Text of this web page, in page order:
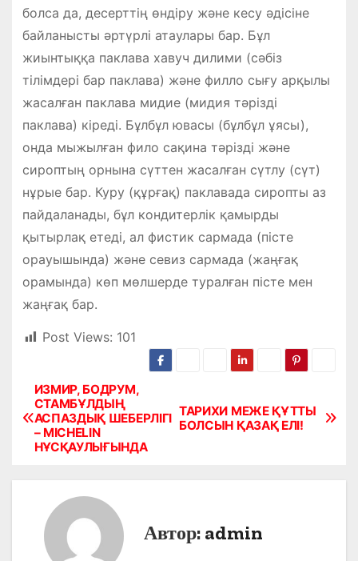
болса да, десерттің өндіру және кесу әдісіне
байланысты әртүрлі атаулары бар. Бұл
жиынтыққа паклава хавуч дилими (сәбіз
тілімдері бар паклава) және филло сығу арқылы
жасалған паклава мидие (мидия тәрізді
паклава) кіреді. Бұлбұл ювасы (бұлбұл ұясы),
онда мыжылған фило сақина тәрізді және
сироптың орнына сүттен жасалған сүтлу (сүт)
нұрые бар. Куру (құрғақ) паклавада сиропты аз
пайдаланады, бұл кондитерлік қамырды
қытырлақ етеді, ал фистик сармада (пісте
орауышында) және севиз сармада (жаңғақ
орамында) көп мөлшерде туралған пісте мен
жаңғақ бар.
Post Views: 101
Н
а
ТАРИХИ МЕЖЕ ҚҰТТЫ
БОЛСЫН ҚАЗАҚ ЕЛІ!
ИЗМИР, БОДРУМ,
СТАМБҰЛДЫҢ
АСПАЗДЫҚ ШЕБЕРЛІГІ
– MICHELIN
НҰСҚАУЛЫҒЫНДА
Автор: admin